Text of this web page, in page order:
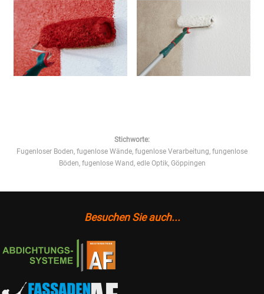
Stichworte:
Fugenloser Boden, fugenlose Wände, fugenlose Verarbeitung, fungenlose
Böden, fugenlose Wand, edle Optik, Göppingen
Besuchen Sie auch...